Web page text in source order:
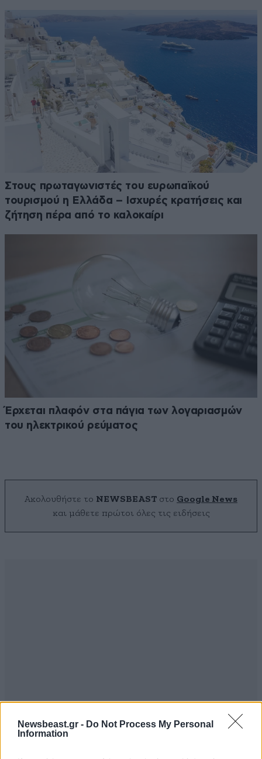
Newsbeast.gr - Do Not Process My Personal
Information
Στους πρωταγωνιστές του ευρωπαϊκού
τουρισμού η Ελλάδα – Ισχυρές κρατήσεις και
ζήτηση πέρα από το καλοκαίρι
Έρχεται πλαφόν στα πάγια των λογαριασμών
του ηλεκτρικού ρεύματος
Ακολουθήστε το NEWSBEAST στο Google News
και μάθετε πρώτοι όλες τις ειδήσεις
0 ΣΧΌΛΙΑ ΑΝΑΓΝΩΣΤΏΝ